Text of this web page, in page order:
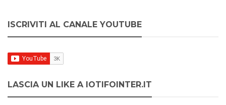
ISCRIVITI AL CANALE YOUTUBE
LASCIA UN LIKE A IOTIFOINTER.IT